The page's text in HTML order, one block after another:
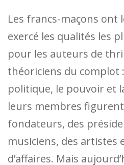
Les francs-maçons ont
exercé les qualités les
pour les auteurs de
théoriciens du complot
politique, le pouvoir et
leurs membres
fondateurs, des
musiciens, des artistes
d’affaires. Mais